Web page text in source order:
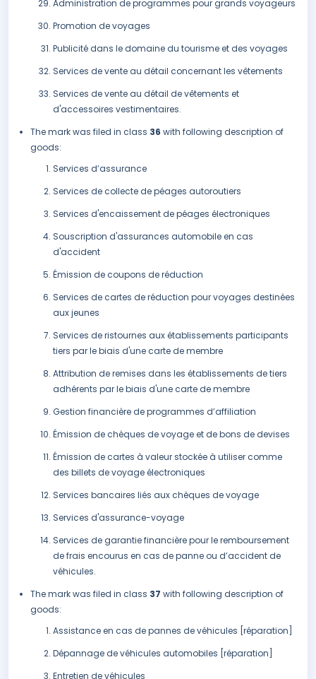
Administration de programmes pour grands voyageurs
Promotion de voyages
Publicité dans le domaine du tourisme et des voyages
Services de vente au détail concernant les vêtements
Services de vente au détail de vêtements et
d'accessoires vestimentaires.
The mark was filed in class 36 with following description of
goods:
Services d’assurance
Services de collecte de péages autoroutiers
Services d'encaissement de péages électroniques
Souscription d'assurances automobile en cas
d'accident
Émission de coupons de réduction
Services de cartes de réduction pour voyages destinées
aux jeunes
Services de ristournes aux établissements participants
tiers par le biais d'une carte de membre
Attribution de remises dans les établissements de tiers
adhérents par le biais d'une carte de membre
Gestion financière de programmes d’affiliation
Émission de chèques de voyage et de bons de devises
Émission de cartes à valeur stockée à utiliser comme
des billets de voyage électroniques
Services bancaires liés aux chèques de voyage
Services d'assurance-voyage
Services de garantie financière pour le remboursement
de frais encourus en cas de panne ou d’accident de
véhicules.
The mark was filed in class 37 with following description of
goods:
Assistance en cas de pannes de véhicules [réparation]
Dépannage de véhicules automobiles [réparation]
Entretien de véhicules